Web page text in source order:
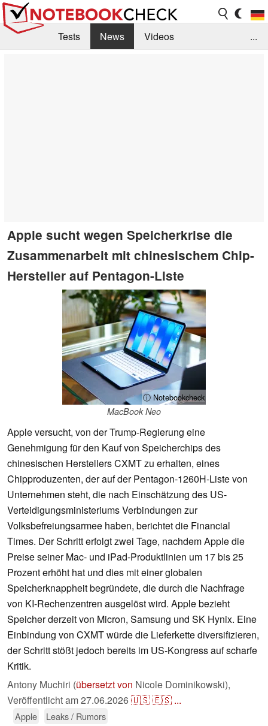
Tests News
Videos
...
Apple sucht wegen Speicherkrise die
Zusammenarbeit mit chinesischem Chip-
Hersteller auf Pentagon-Liste
ⓘ Notebookcheck
MacBook Neo
Apple versucht, von der Trump-Regierung eine
Genehmigung für den Kauf von Speicherchips des
chinesischen Herstellers CXMT zu erhalten, eines
Chipproduzenten, der auf der Pentagon-1260H-Liste von
Unternehmen steht, die nach Einschätzung des US-
Verteidigungsministeriums Verbindungen zur
Volksbefreiungsarmee haben, berichtet die Financial
Times. Der Schritt erfolgt zwei Tage, nachdem Apple die
Preise seiner Mac- und iPad-Produktlinien um 17 bis 25
Prozent erhöht hat und dies mit einer globalen
Speicherknappheit begründete, die durch die Nachfrage
von KI-Rechenzentren ausgelöst wird. Apple bezieht
Speicher derzeit von Micron, Samsung und SK Hynix. Eine
Einbindung von CXMT würde die Lieferkette diversifizieren,
der Schritt stößt jedoch bereits im US-Kongress auf scharfe
Kritik.
Antony Muchiri (übersetzt von Nicole Dominikowski),
Veröffentlicht am27.06.2026🇺🇸🇪🇸 ...
Apple Leaks / Rumors